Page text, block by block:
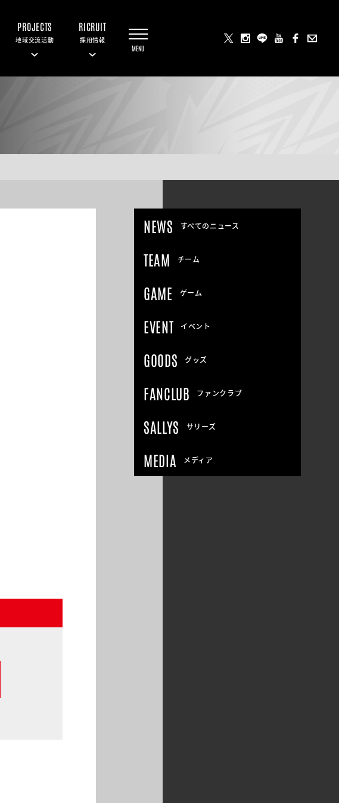
PROJECTS
地域交流活動
RICRUIT
採用情報
NEWS すべてのニュース
TEAM チーム
GAME ゲーム
EVENT イベント
GOODS グッズ
FANCLUB ファンクラブ
SALLYS サリーズ
MEDIA メディア